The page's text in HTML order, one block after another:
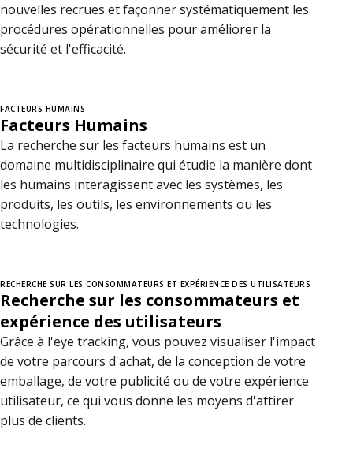
nouvelles recrues et façonner systématiquement les
procédures opérationnelles pour améliorer la
sécurité et l'efficacité.
FACTEURS HUMAINS
Facteurs Humains
La recherche sur les facteurs humains est un
domaine multidisciplinaire qui étudie la manière dont
les humains interagissent avec les systèmes, les
produits, les outils, les environnements ou les
technologies.
RECHERCHE SUR LES CONSOMMATEURS ET EXPÉRIENCE DES UTILISATEURS
Recherche sur les consommateurs et
expérience des utilisateurs
Grâce à l'eye tracking, vous pouvez visualiser l'impact
de votre parcours d'achat, de la conception de votre
emballage, de votre publicité ou de votre expérience
utilisateur, ce qui vous donne les moyens d'attirer
plus de clients.